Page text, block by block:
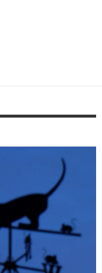
2022, admirez la grande